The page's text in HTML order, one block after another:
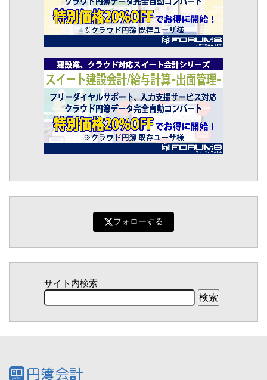
フォローする
サイト内検索